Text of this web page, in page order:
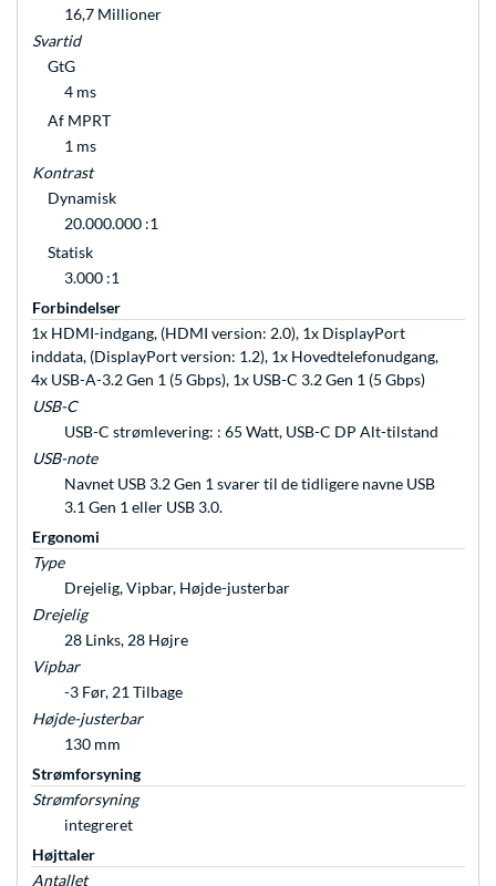
16,7 Millioner
Svartid
GtG
4 ms
Af MPRT
1 ms
Kontrast
Dynamisk
20.000.000 :1
Statisk
3.000 :1
Forbindelser
1x HDMI-indgang, (HDMI version: 2.0), 1x DisplayPort
inddata, (DisplayPort version: 1.2), 1x Hovedtelefonudgang,
4x USB-A-3.2 Gen 1 (5 Gbps), 1x USB-C 3.2 Gen 1 (5 Gbps)
USB-C
USB-C strømlevering: : 65 Watt, USB-C DP Alt-tilstand
USB-note
Navnet USB 3.2 Gen 1 svarer til de tidligere navne USB
3.1 Gen 1 eller USB 3.0.
Ergonomi
Type
Drejelig, Vipbar, Højde-justerbar
Drejelig
28 Links, 28 Højre
Vipbar
-3 Før, 21 Tilbage
Højde-justerbar
130 mm
Strømforsyning
Strømforsyning
integreret
Højttaler
Antallet